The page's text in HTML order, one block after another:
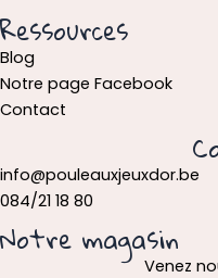
Ressources
Blog
Notre page Facebook
Contact
info@pouleauxjeuxdor.be
084/21 18 80
Notre magasin
Venez